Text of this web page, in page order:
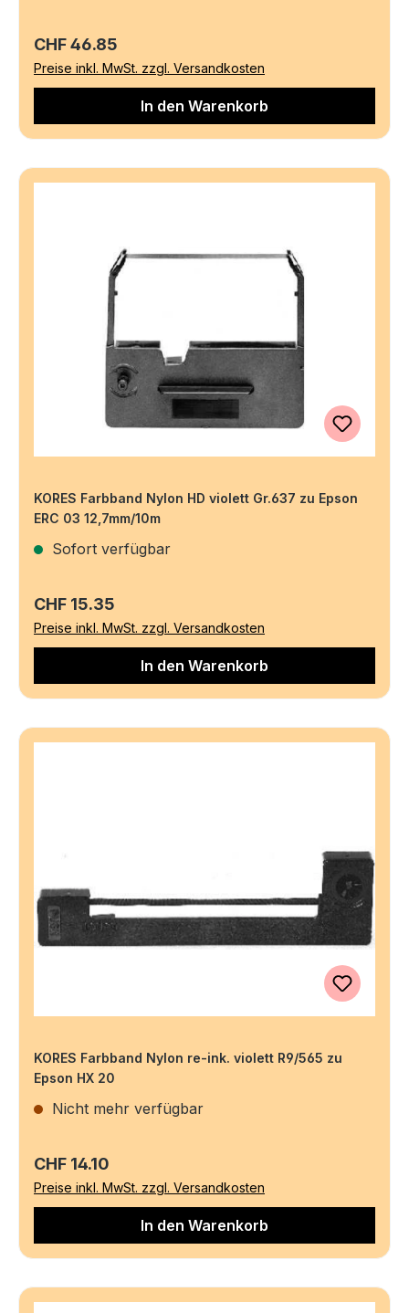
Regulärer Preis:
CHF 46.85
Preise inkl. MwSt. zzgl. Versandkosten
In den Warenkorb
KORES Farbband Nylon HD violett Gr.637 zu Epson
ERC 03 12,7mm/10m
Sofort verfügbar
Regulärer Preis:
CHF 15.35
Preise inkl. MwSt. zzgl. Versandkosten
In den Warenkorb
KORES Farbband Nylon re-ink. violett R9/565 zu
Epson HX 20
Nicht mehr verfügbar
Regulärer Preis:
CHF 14.10
Preise inkl. MwSt. zzgl. Versandkosten
In den Warenkorb